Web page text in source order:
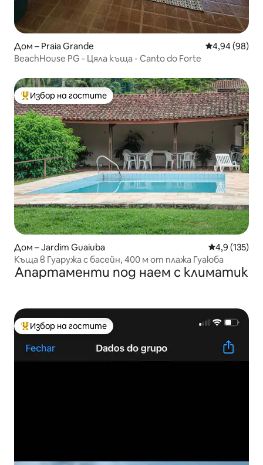
Дом – Praia Grande Средна
4,94 (98)
BeachHouse PG - Цяла къща - Canto do Forte
Най-популярен избор на гостите
Избор на гостите
Дом – Jardim Guaiuba Средна
4,9 (135)
Къща в Гуаружа с басейн, 400 м от плажа Гуаюба
Апартаменти под наем с климатик
Най-популярен избор на гостите
Избор на гостите